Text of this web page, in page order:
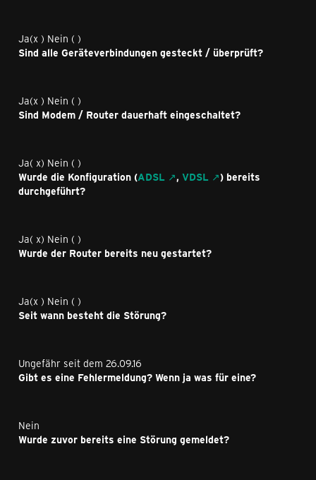
Ja(x ) Nein ( )
Sind alle Geräteverbindungen gesteckt / überprüft?
Ja(x ) Nein ( )
Sind Modem / Router dauerhaft eingeschaltet?
Ja( x) Nein ( )
Wurde die Konfiguration (ADSL , VDSL
) bereits
durchgeführt?
Ja( x) Nein ( )
Wurde der Router bereits neu gestartet?
Ja(x ) Nein ( )
Seit wann besteht die Störung?
Ungefähr seit dem 26.09.16
Gibt es eine Fehlermeldung? Wenn ja was für eine?
Nein
Wurde zuvor bereits eine Störung gemeldet?